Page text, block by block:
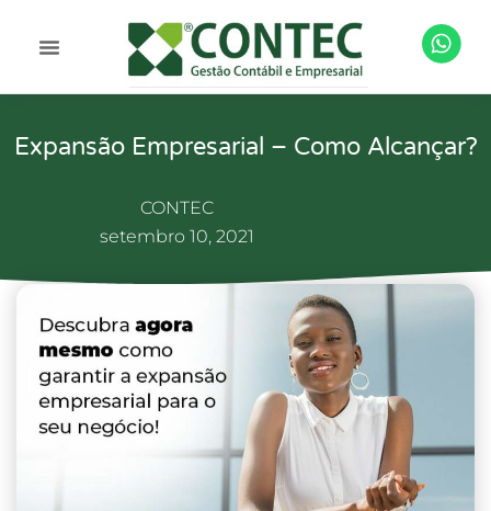
Expansão Empresarial – Como Alcançar?
CONTEC
setembro 10, 2021